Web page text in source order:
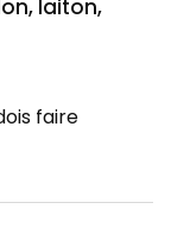
laiton,
faire